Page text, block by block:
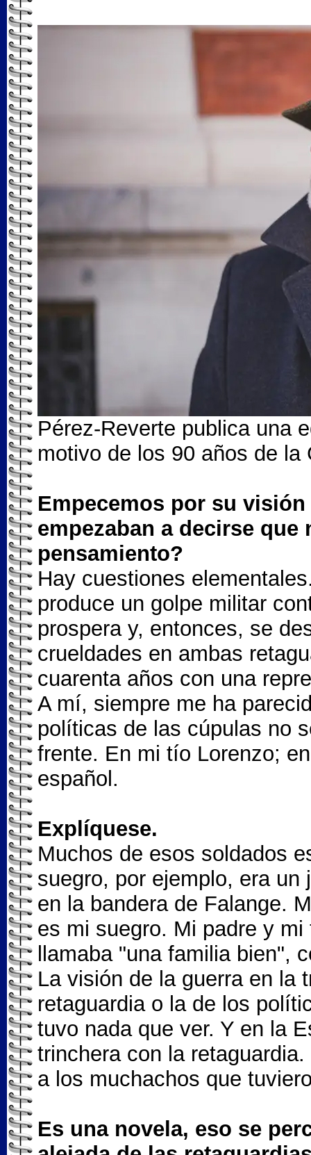
Pérez-Reverte publica una
motivo de los 90 años de
Empecemos por su
empezaban a decirse
pensamiento?
Hay cuestiones
produce un golpe militar
prospera y, entonces, se
crueldades en ambas
cuarenta años con una
A mí, siempre me ha
políticas de las cúpulas no
frente. En mi tío Lorenzo;
español.
Explíquese.
Muchos de esos soldados
suegro, por ejemplo, era
en la bandera de Falange.
es mi suegro. Mi padre y
llamaba "una familia bien",
La visión de la guerra en la
retaguardia o la de los
tuvo nada que ver. Y en la
trinchera con la
a los muchachos que
Es una novela, eso se